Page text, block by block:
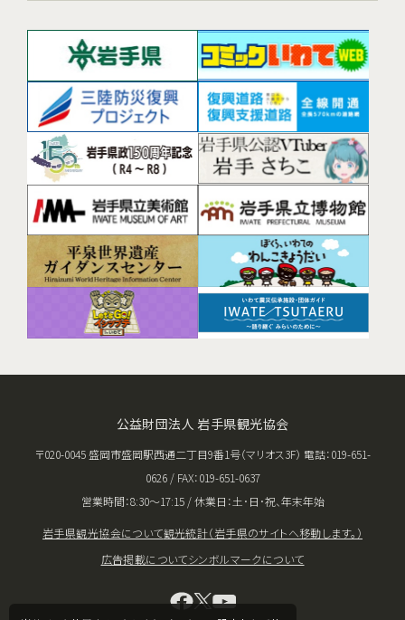
公益財団法人 岩手県観光協会
〒020-0045 盛岡市盛岡駅西通二丁目9番1号（マリオス3F） 電話：019-651-
0626 / FAX：019-651-0637
営業時間：8:30〜17:15 / 休業日：土･日･祝、年末年始
岩手県観光協会について観光統計（岩手県のサイトへ移動します。）
広告掲載についてシンボルマークについて